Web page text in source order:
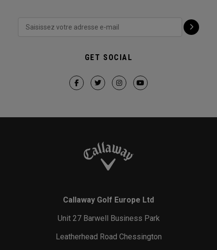
GET SOCIAL
Callaway Golf Europe Ltd
Unit 27 Barwell Business Park
Leatherhead Road Chessington